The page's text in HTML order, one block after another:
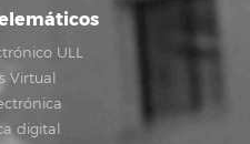
ULL
Virtual
digital